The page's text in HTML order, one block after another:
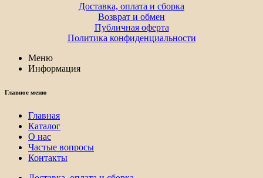
Доставка, оплата и сборка
Возврат и обмен
Публичная оферта
Политика конфиденциальности
Меню
Информация
Главное меню
Главная
Каталог
О нас
Частые вопросы
Контакты